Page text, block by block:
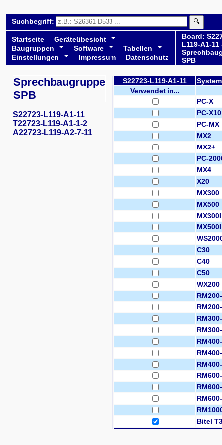
Suchbegriff: 🔍
Startseite
Geräteübesicht
Baugruppen
Software
Tabellen
Einstellungen
Impressum Datenschutz
Board:
L119-A1-11
SPB
Sprechbaugruppe
SPB
S22723-L119-A1-11
T22723-L119-A1-1-2
A22723-L119-A2-7-11
S22723-L119-A1-11
System
Verwendet in...
PC-X
PC-X10
PC-MX
MX2
MX2+
PC-
MX4
X20
MX300
MX500
MX300I
MX500I
C30
C40
C50
WX200
Bitel